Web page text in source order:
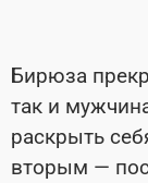
Бирюза
так и
раскрыть
вторым —